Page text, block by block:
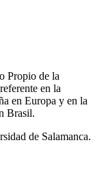
Propio de la
en la
en Europa y en la
Brasil.
de Salamanca.